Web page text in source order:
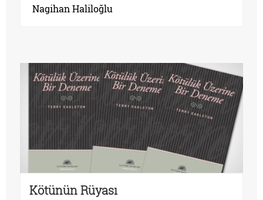
Nagihan Haliloğlu
Kötünün Rüyası